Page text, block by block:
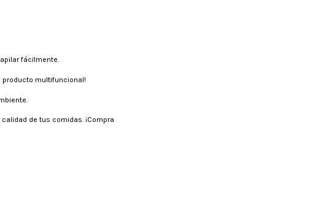
fácilmente.
producto multifuncional!
de tus comidas. ¡Compra